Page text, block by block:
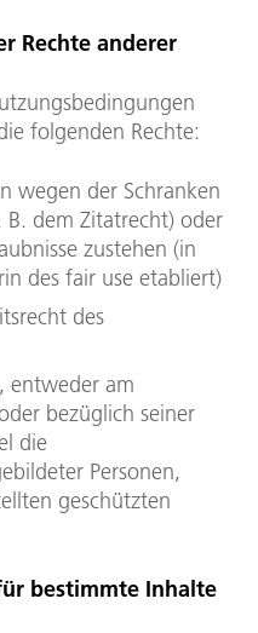
Rechte anderer
folgenden Rechte:
wegen der Schranken
B. dem Zitatrecht) oder
zustehen (in
des fair use etabliert)
des
entweder am
bezüglich seiner
die
Personen,
geschützten
bestimmte Inhalte